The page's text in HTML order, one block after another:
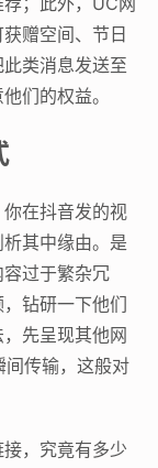
赠空间、节日
类消息发送至
们的权益。
在抖音发的视
其中缘由。是
过于繁杂冗
钻研一下他们
先呈现其他网
传输，这般对
，究竟有多少